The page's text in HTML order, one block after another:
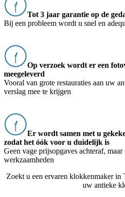
Tot 3 jaar garantie op de
Bij een probleem wordt u snel en
Op verzoek wordt er een
meegeleverd
Vooral van grote restauraties aan uw
verslag mee te krijgen
Er wordt samen met u
zodat het óók voor u duidelijk is
Geen vage prijsopgaves achteraf,
werkzaamheden
Zoekt u een ervaren klokkenmaker in
uw antieke